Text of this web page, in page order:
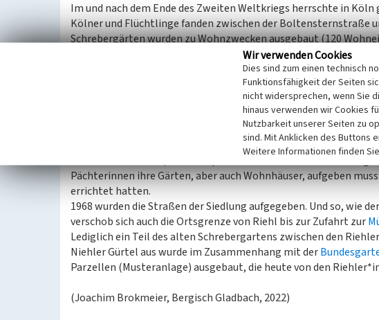
Im und nach dem Ende des Zweiten Weltkriegs herrschte in
Kölner und Flüchtlinge fanden zwischen der Boltensternstraße
Schrebergärten wurden zu Wohnzwecken ausgebaut (120
Energieanlagen völlig unzureichend waren. Nördlich der
„Block Boltensternstraße“ mit 40 Wohneinheiten als
Familien. Zur besseren Orientierung wurden alle Wege
Auch gab es neben einem Kiosk ein kleines Gartencafé der Frau
Ende der 1950er Jahre wurde der seit vielen Jahrzehnten
und der Kölner Stadt-Anzeiger berichtete am 22. August 1961
Pächterinnen ihre Gärten, aber auch Wohnhäuser, aufgeben
errichtet hatten.
1968 wurden die Straßen der Siedlung aufgegeben. Und so, wie
verschob sich auch die Ortsgrenze von Riehl bis zur Zufahrt zur
Lediglich ein Teil des alten Schrebergartens zwischen den
Niehler Gürtel aus wurde im Zusammenhang mit der
Parzellen (Musteranlage) ausgebaut, die heute von den
(Joachim Brokmeier, Bergisch Gladbach, 2022)
Wir verwenden Cookies
Dies sind zum einen technisch
Funktionsfähigkeit der Seiten
nicht widersprechen, wenn Sie
hinaus verwenden wir Cookies
Nutzbarkeit unserer Seiten zu
sind. Mit Anklicken des Buttons
Weitere Informationen finden